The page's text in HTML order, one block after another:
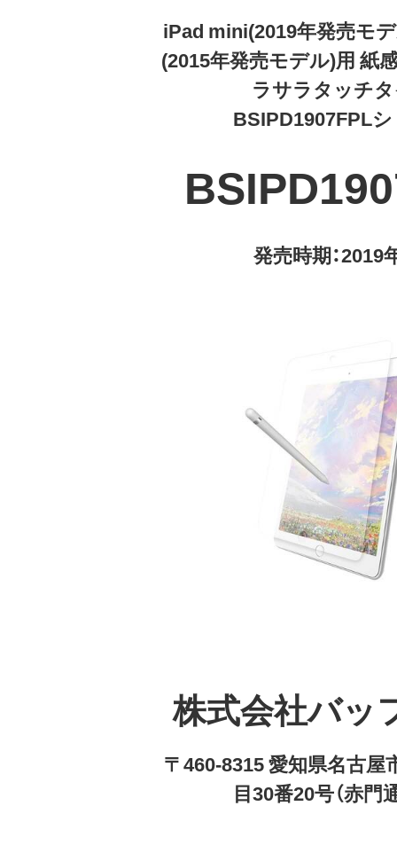
iPad mini(2019年発売モ
(2015年発売モデル)用 紙
ラサラタッチ
BSIPD1907FPL
発売時期：2019
株式会社バッ
〒460-8315 愛知県名古屋
目30番20号（赤門